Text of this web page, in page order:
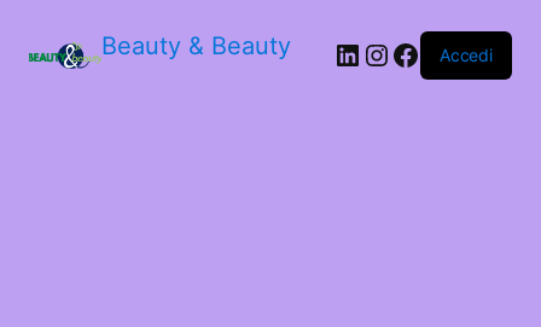
Beauty & Beauty LinkedIn
Instagram
Facebook
Accedi